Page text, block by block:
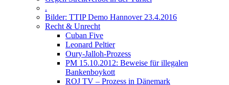
.
Bilder: TTIP Demo Hannover 23.4.2016
Recht & Unrecht
Cuban Five
Leonard Peltier
Oury-Jalloh-Prozess
PM 15.10.2012: Beweise für illegalen
Bankenboykott
ROJ TV – Prozess in Dänemark